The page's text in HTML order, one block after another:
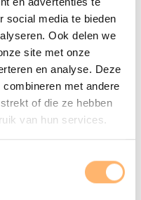
social media te bieden
Ook delen we
site met onze
en analyse. Deze
met andere
of die ze hebben
van hun services.